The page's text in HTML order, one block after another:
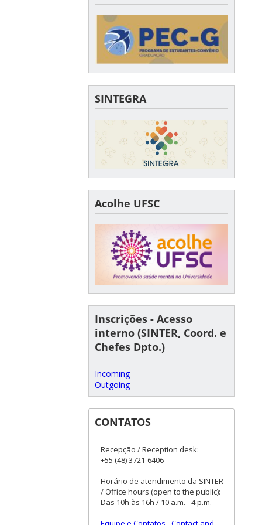
SINTEGRA
Acolhe UFSC
Inscrições - Acesso
interno (SINTER, Coord. e
Chefes Dpto.)
Incoming
Outgoing
CONTATOS
Recepção / Reception desk:
+55 (48) 3721-6406
Horário de atendimento da SINTER
/ Office hours (open to the public):
Das 10h às 16h / 10 a.m. - 4 p.m.